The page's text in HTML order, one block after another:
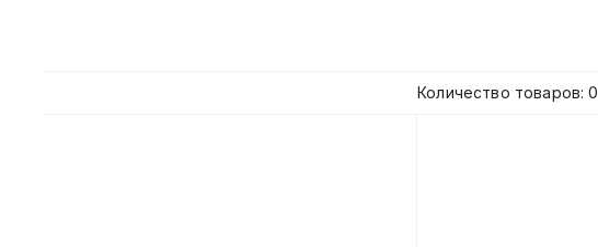
Количество товаров: 0